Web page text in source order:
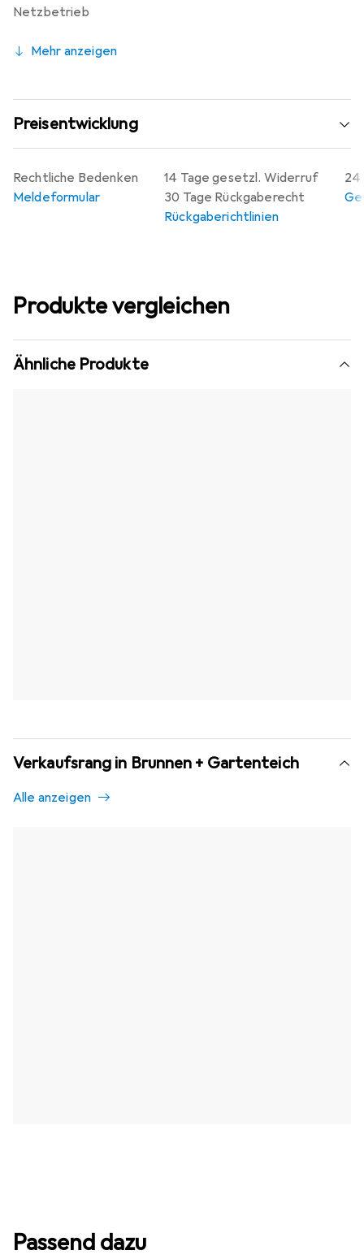
Netzbetrieb
Mehr anzeigen
Preisentwicklung
14 Tage gesetzl. Widerruf
30 Tage Rückgaberecht
Rückgaberichtlinien
24
Rechtliche Bedenken
Meldeformular
Produkte vergleichen
Ähnliche Produkte
Verkaufsrang in Brunnen + Gartenteich
Alle anzeigen
Passend dazu